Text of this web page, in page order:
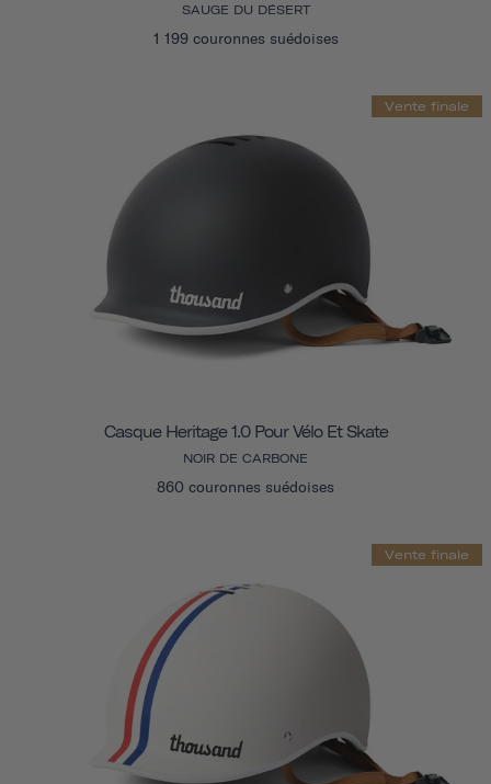
SAUGE DU DÉSERT
1 199 couronnes suédoises
Vente finale
Casque Heritage 1.0 Pour Vélo Et Skate
NOIR DE CARBONE
860 couronnes suédoises
Vente finale